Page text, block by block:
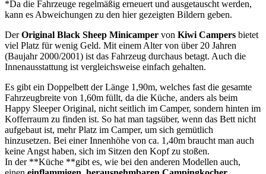
*Da die Fahrzeuge regelmäßig erneuert und ausgetauscht werden,
kann es Abweichungen zu den hier gezeigten Bildern geben.
DerOriginal Black Sheep Minicamper von Kiwi Campers bietet
viel Platz für wenig Geld. Mit einem Alter von über 20 Jahren
(Baujahr 2000/2001) ist das Fahrzeug durchaus betagt. Auch die
Innenausstattung ist vergleichsweise einfach gehalten.
Es gibt ein Doppelbett der Länge 1,90m, welches fast die gesamte
Fahrzeugbreite von 1,60m füllt, da die Küche, anders als beim
Happy Sleeper Original, nicht seitlich im Camper, sondern hinten im
Kofferraum zu finden ist. So hat man tagsüber, wenn das Bett nicht
aufgebaut ist, mehr Platz im Camper, um sich gemütlich
hinzusetzen. Bei einer Innenhöhe von ca. 1,40m braucht man auch
keine Angst haben, sich im Sitzen den Kopf zu stoßen.
In der **Küche **gibt es, wie bei den anderen Modellen auch,